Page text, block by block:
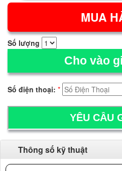
Số lượng
Cho vào
Số điện thoại: *
Thông số kỹ thuật